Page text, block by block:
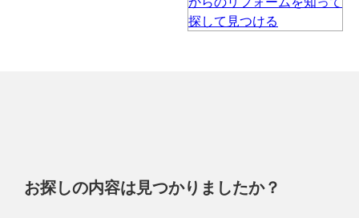
お探しの内容は見つかりましたか？